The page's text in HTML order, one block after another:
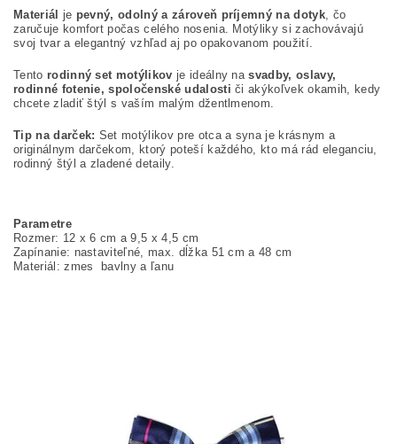
Materiál je pevný, odolný a zároveň príjemný na dotyk, čo
zaručuje komfort počas celého nosenia. Motýliky si zachovávajú
svoj tvar a elegantný vzhľad aj po opakovanom použití.
Tento rodinný set motýlikov je ideálny nasvadby, oslavy,
rodinné fotenie, spoločenské udalosti či akýkoľvek okamih, kedy
chcete zladiť štýl s vaším malým džentlmenom.
Tip na darček: Set motýlikov pre otca a syna je krásnym a
originálnym darčekom, ktorý poteší každého, kto má rád eleganciu,
rodinný štýl a zladené detaily.
Parametre
Rozmer: 12 x 6 cm a 9,5 x 4,5 cm
Zapínanie: nastaviteľné, max. dĺžka 51 cm a 48 cm
Materiál: zmes bavlny a ľanu